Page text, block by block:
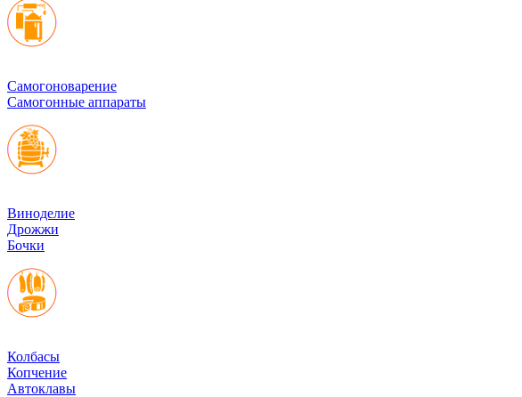
Cамогоноварение
Самогонные аппараты
Виноделие
Дрожжи
Бочки
Колбасы
Копчение
Автоклавы